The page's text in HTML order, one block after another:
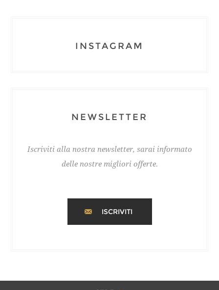
INSTAGRAM
NEWSLETTER
Iscriviti alla nostra newsletter, sarai informato
delle nostre migliori offerte.
ISCRIVITI